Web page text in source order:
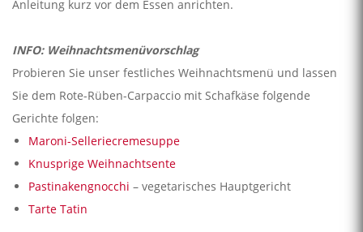
Anleitung kurz vor dem Essen anrichten.
INFO: Weihnachtsmenüvorschlag
Probieren Sie unser festliches Weihnachtsmenü und lassen
Sie dem Rote-Rüben-Carpaccio mit Schafkäse folgende
Gerichte folgen:
Maroni-Selleriecremesuppe
Knusprige Weihnachtsente
Pastinakengnocchi – vegetarisches Hauptgericht
Tarte Tatin